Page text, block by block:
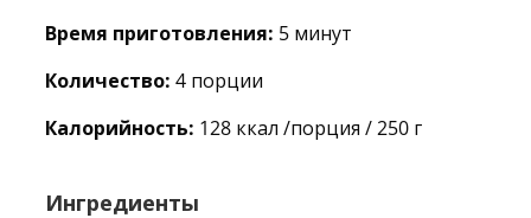
Время приготовления: 5 минут
Количество: 4 порции
Калорийность: 128 ккал /порция / 250 г
Ингредиенты